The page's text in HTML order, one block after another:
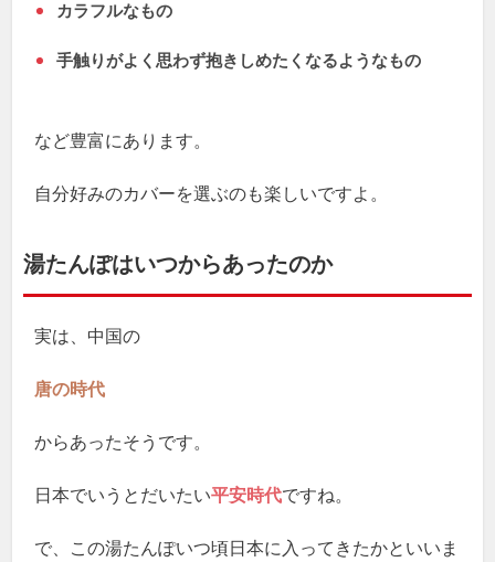
カラフルなもの
手触りがよく思わず抱きしめたくなるようなもの
など豊富にあります。
自分好みのカバーを選ぶのも楽しいですよ。
湯たんぽはいつからあったのか
実は、中国の
唐の時代
からあったそうです。
日本でいうとだいたい平安時代ですね。
で、この湯たんぽいつ頃日本に入ってきたかといいま